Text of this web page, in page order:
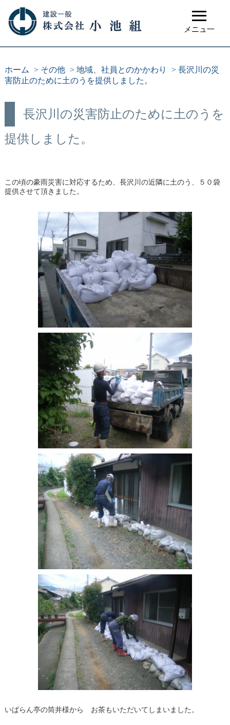
≡
メニュ一
ホーム > その他 > 地域、社員とのかかわり > 長沢川の災
害防止のために土のうを提供しました。
長沢川の災害防止のために土のうを
提供しました。
この頃の豪雨災害に対応するため、長沢川の近隣に土のう、５０袋
提供させて頂きました。
いばらん亭の筒井様から お茶もいただいてしまいました。